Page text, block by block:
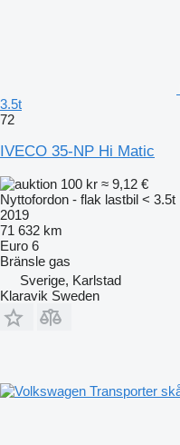
3.5t
72
IVECO 35-NP Hi Matic
100 kr ≈ 9,12 €
Nyttofordon - flak lastbil < 3.5t
2019
71 632 km
Euro 6
Bränsle gas
Sverige, Karlstad
Klaravik Sweden